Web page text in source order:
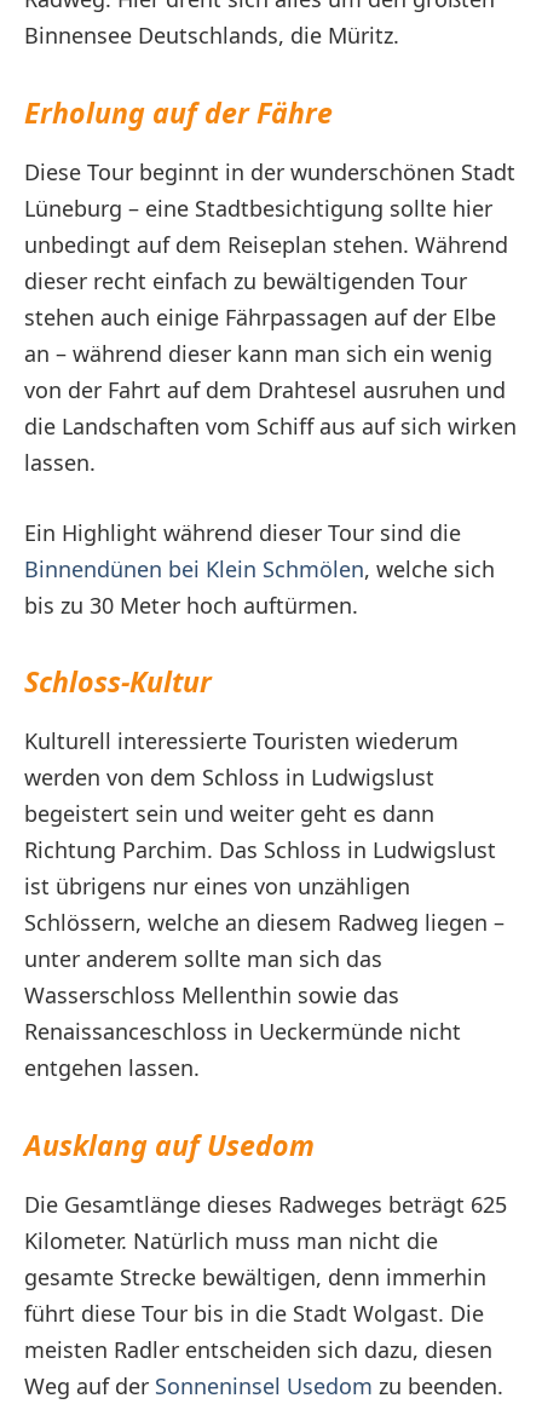
Binnensee Deutschlands, die Müritz.
Erholung auf der Fähre
Diese Tour beginnt in der wunderschönen Stadt
Lüneburg – eine Stadtbesichtigung sollte hier
unbedingt auf dem Reiseplan stehen. Während
dieser recht einfach zu bewältigenden Tour
stehen auch einige Fährpassagen auf der Elbe
an – während dieser kann man sich ein wenig
von der Fahrt auf dem Drahtesel ausruhen und
die Landschaften vom Schiff aus auf sich wirken
lassen.
Ein Highlight während dieser Tour sind die
Binnendünen bei Klein Schmölen, welche sich
bis zu 30 Meter hoch auftürmen.
Schloss-Kultur
Kulturell interessierte Touristen wiederum
werden von dem Schloss in Ludwigslust
begeistert sein und weiter geht es dann
Richtung Parchim. Das Schloss in Ludwigslust
ist übrigens nur eines von unzähligen
Schlössern, welche an diesem Radweg liegen –
unter anderem sollte man sich das
Wasserschloss Mellenthin sowie das
Renaissanceschloss in Ueckermünde nicht
entgehen lassen.
Ausklang auf Usedom
Die Gesamtlänge dieses Radweges beträgt 625
Kilometer. Natürlich muss man nicht die
gesamte Strecke bewältigen, denn immerhin
führt diese Tour bis in die Stadt Wolgast. Die
meisten Radler entscheiden sich dazu, diesen
Weg auf der Sonneninsel Usedom zu beenden.